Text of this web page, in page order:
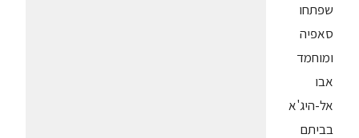
שפתחו
סאפיה
ומוחמד
אבו
אל-היג'א
בביתם